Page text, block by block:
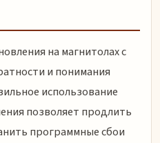
на магнитолах с
и понимания
использование
позволяет продлить
программные сбои